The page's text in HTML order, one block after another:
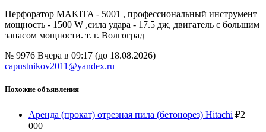
Перфоратор MAKITA - 5001 , профессиональный инструмент
мощность - 1500 W ,сила удара - 17.5 дж, двигатель с большим
запасом мощности. т. г. Волгоград
№ 9976 Вчера в 09:17 (до 18.08.2026)
capustnikov2011@yandex.ru
Похожие объявления
Аренда (прокат) отрезная пила (бетонорез) Hitachi ₽2
000